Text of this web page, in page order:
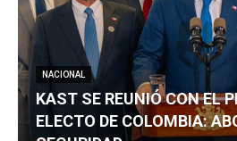
NACIONAL
KAST SE REUNIÓ CON EL
ELECTO DE COLOMBIA: